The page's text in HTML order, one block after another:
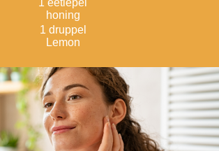
1 eetlepel
honing
1 druppel
Lemon